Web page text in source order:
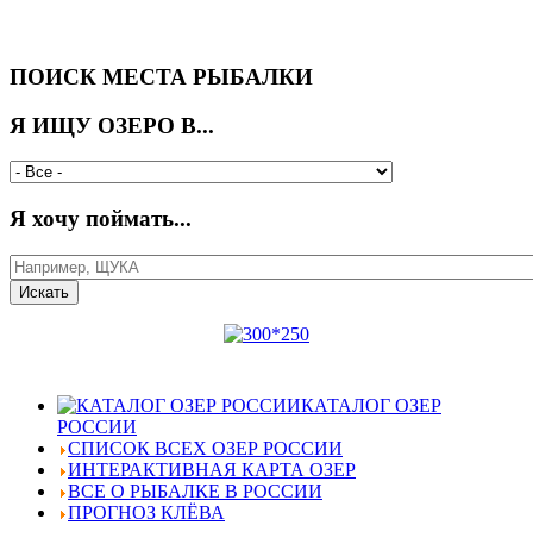
ПОИСК МЕСТА РЫБАЛКИ
Я ИЩУ ОЗЕРО В...
Я хочу поймать...
КАТАЛОГ ОЗЕР
РОССИИ
СПИСОК ВСЕХ ОЗЕР РОССИИ
ИНТЕРАКТИВНАЯ КАРТА ОЗЕР
ВСЕ О РЫБАЛКЕ В РОССИИ
ПРОГНОЗ КЛЁВА